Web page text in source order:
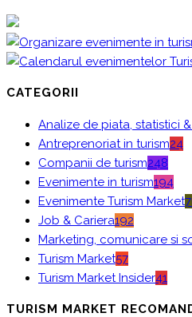
CATEGORII
Analize de piata, statistici
Antreprenoriat in turism24
Companii de turism248
Evenimente in turism194
Evenimente Turism Market
Job & Cariera192
Marketing, comunicare si
Turism Market57
Turism Market Insider41
TURISM MARKET